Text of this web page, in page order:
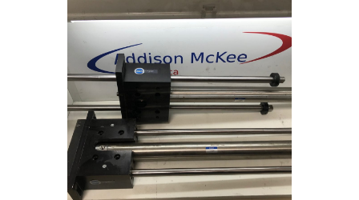
Leer Más